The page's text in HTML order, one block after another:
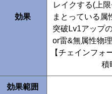
効果
レイクする(上
まとっている属
突破Lv1アップ
or雷&無属性物
【チェインフォ
積
効果範囲